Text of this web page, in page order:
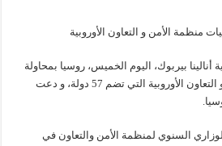
منظمة الأمن و التعاون الأوروبية
أنالينا بيربوك، اليوم الخميس، روسيا بمحاولة
إحباط عمليات منظمة الأمن و التعاون الأوروبية التي تضم 57 دولة، و دعت
السنوي لمنظمة الأمن والتعاون في